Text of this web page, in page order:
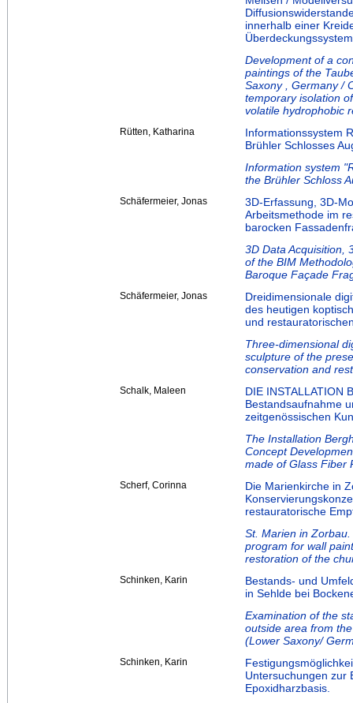
innerhalb einer
Überdeckungssystem
Development of a
paintings of the
Saxony , Germany /
temporary isolation
volatile hydrophobic
Rütten, Katharina
Informationssystem
Brühler Schlosses
Information system
the Brühler Schloss
Schäfermeier, Jonas
3D-Erfassung, 3D-
Arbeitsmethode im
barocken
3D Data Acquisition,
of the BIM
Baroque Façade
Schäfermeier, Jonas
Dreidimensionale
des heutigen
und
Three-dimensional
sculpture of the
conservation and
Schalk, Maleen
DIE INSTALLATION
Bestandsaufnahme
zeitgenössischen
The Installation
Concept
made of Glass Fiber
Scherf, Corinna
Die Marienkirche in
restauratorische
St. Marien in
program for wall
restoration of the
Schinken, Karin
Bestands- und
in Sehlde bei
Examination of the
outside area from
(Lower Saxony/
Schinken, Karin
Untersuchungen zur
Epoxidharzbasis.